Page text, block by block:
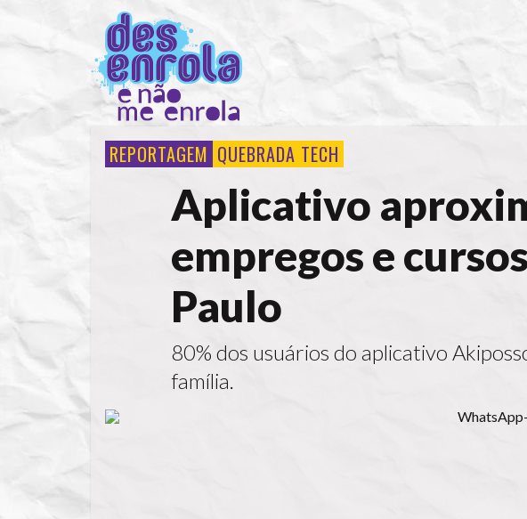
REPORTAGEM QUEBRADA TECH
Aplicativo
empregos e
Paulo
80% dos usuários do aplicativo
família.